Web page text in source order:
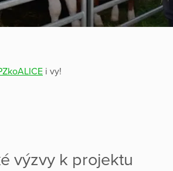
i vy!
výzvy k projektu